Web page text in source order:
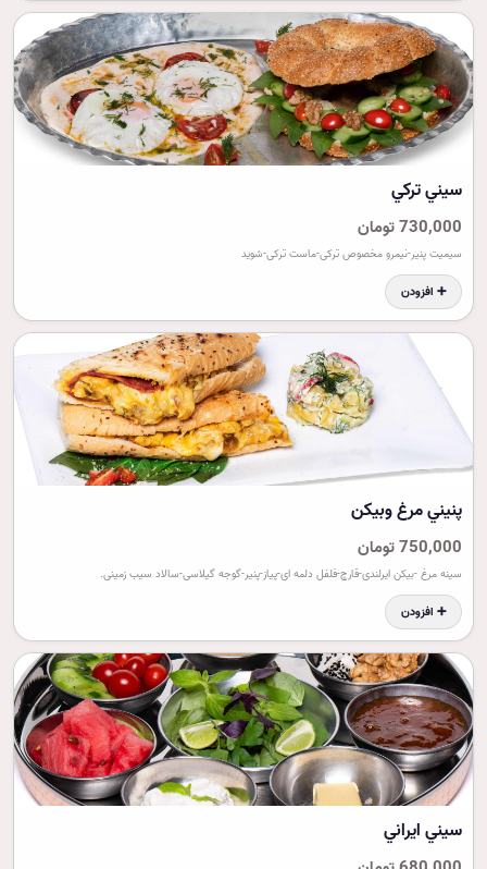
سيني ترکي
730,000 تومان
سیمیت پنیر-نیمرو مخصوص ترکی-ماست ترکی-شوید
➕ افزودن
پنيني مرغ وبيکن
750,000 تومان
سینه مرغ -بیکن ایرلندی-قارچ-فلفل دلمه ای-پیاز-پنیر-گوجه گیلاسی-سالاد سیب زمینی.
➕ افزودن
سيني ايراني